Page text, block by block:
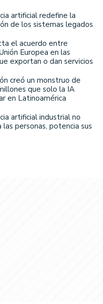
artificial redefine la
de los sistemas legados
el acuerdo entre
Europea en las
exportan o dan servicios
creó un monstruo de
que solo la IA
en Latinoamérica
artificial industrial no
las personas, potencia sus